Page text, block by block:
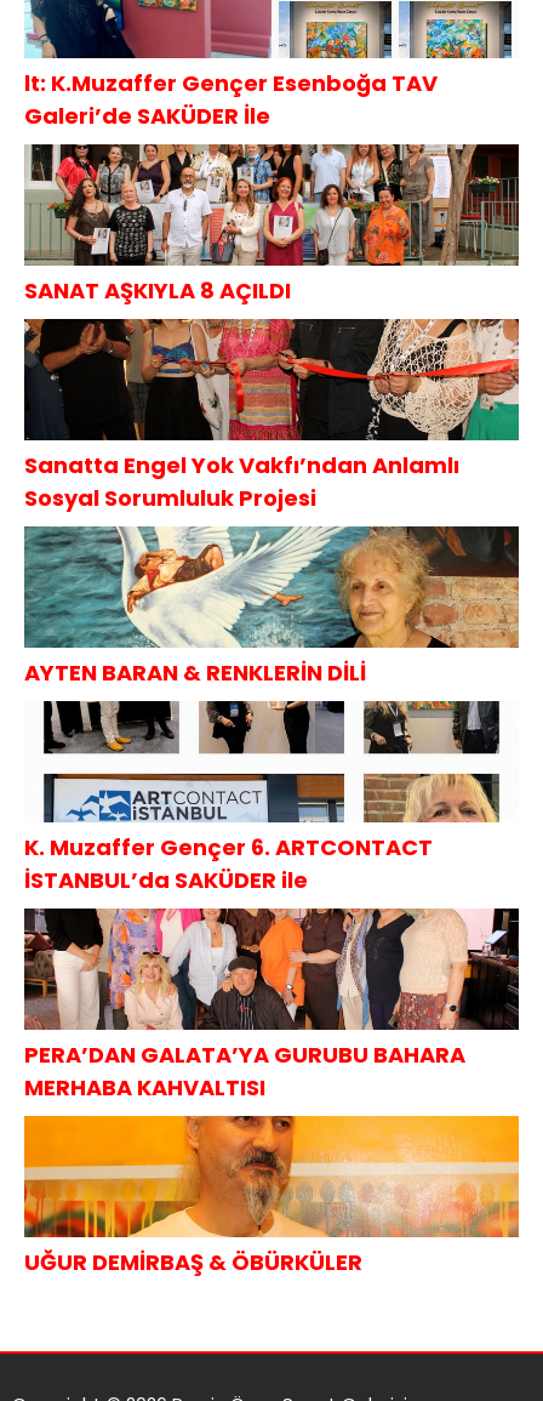
lt: K.Muzaffer Gençer Esenboğa TAV
Galeri’de SAKÜDER İle
SANAT AŞKIYLA 8 AÇILDI
Sanatta Engel Yok Vakfı’ndan Anlamlı
Sosyal Sorumluluk Projesi
AYTEN BARAN & RENKLERİN DİLİ
K. Muzaffer Gençer 6. ARTCONTACT
İSTANBUL’da SAKÜDER ile
PERA’DAN GALATA’YA GURUBU BAHARA
MERHABA KAHVALTISI
UĞUR DEMİRBAŞ & ÖBÜRKÜLER